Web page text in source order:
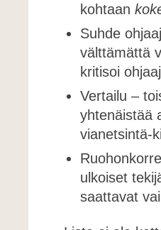
kohtaan
Suhde
välttämättä
kritisoi
Vertailu –
yhtenäistää
vianetsintä-
ulkoiset
saattavat